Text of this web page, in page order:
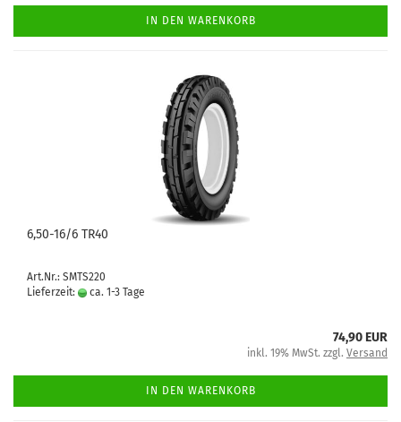
IN DEN WARENKORB
6,50-16/6 TR40
Art.Nr.: SMTS220
Lieferzeit:
ca. 1-3 Tage
74,90 EUR
inkl. 19% MwSt. zzgl. Versand
IN DEN WARENKORB